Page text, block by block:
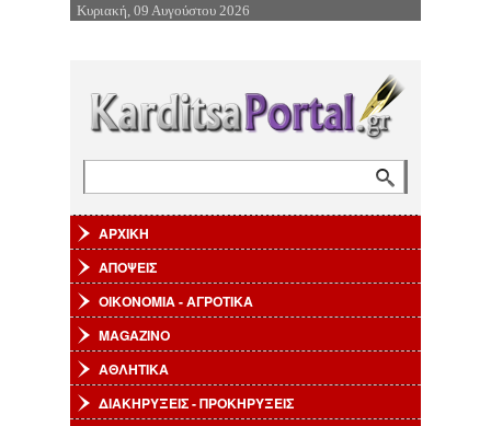
Επιστροφή στην Πλοήγηση
Κυριακή, 09 Αυγούστου 2026
ΑΡΧΙΚΗ
ΑΠΟΨΕΙΣ
ΟΙΚΟΝΟΜΙΑ - ΑΓΡΟΤΙΚΑ
MAGAZINO
ΑΘΛΗΤΙΚΑ
ΔΙΑΚΗΡΥΞΕΙΣ - ΠΡΟΚΗΡΥΞΕΙΣ